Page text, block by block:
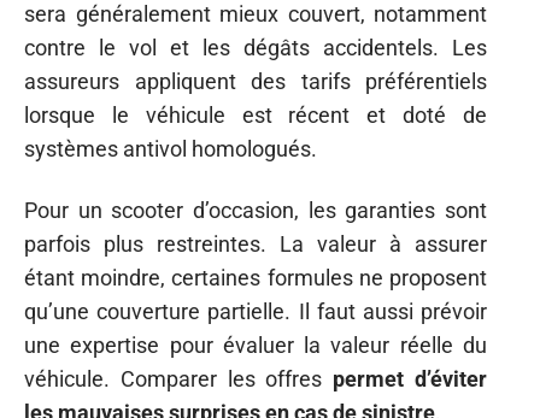
sera généralement mieux couvert, notamment
contre le vol et les dégâts accidentels. Les
assureurs appliquent des tarifs préférentiels
lorsque le véhicule est récent et doté de
systèmes antivol homologués.
Pour un scooter d’occasion, les garanties sont
parfois plus restreintes. La valeur à assurer
étant moindre, certaines formules ne proposent
qu’une couverture partielle. Il faut aussi prévoir
une expertise pour évaluer la valeur réelle du
véhicule. Comparer les offres permet d’éviter
les mauvaises surprises en cas de sinistre.